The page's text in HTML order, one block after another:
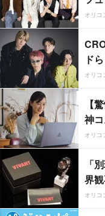
オリコ
ド
オリコ
【
神
オリコ
「
界
オリコ